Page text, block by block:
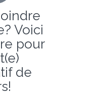
Voici
pour
de